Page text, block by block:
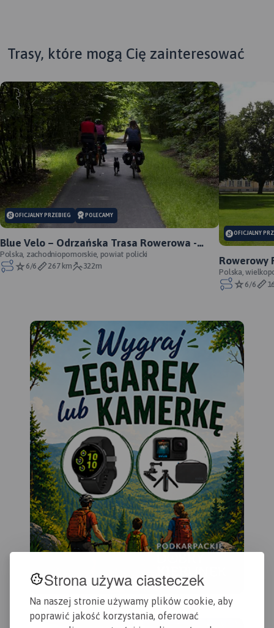
Strona używa ciasteczek
Na naszej stronie używamy plików cookie, aby
poprawić jakość korzystania, oferować
Trasy, które mogą Cię zainteresować
OFICJALNY PRZEBIEG POLECAMY
Blue Velo – Odrzańska Trasa Rowerowa -
oficjalny przebieg
Polska, zachodniopomorskie, powiat policki
6/6
267 km 322m
OFICJALNY
Rowerowy
oficjalny
Polska,
6/6